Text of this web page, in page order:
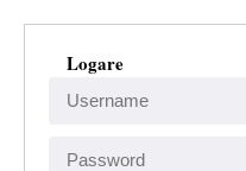
Logare